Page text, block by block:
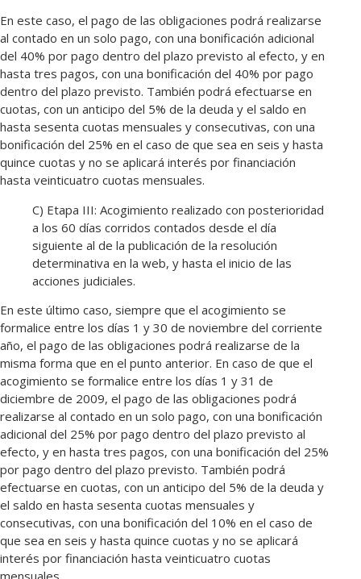
En este caso, el pago de las obligaciones podrá realizarse
al contado en un solo pago, con una bonificación adicional
del 40% por pago dentro del plazo previsto al efecto, y en
hasta tres pagos, con una bonificación del 40% por pago
dentro del plazo previsto. También podrá efectuarse en
cuotas, con un anticipo del 5% de la deuda y el saldo en
hasta sesenta cuotas mensuales y consecutivas, con una
bonificación del 25% en el caso de que sea en seis y hasta
quince cuotas y no se aplicará interés por financiación
hasta veinticuatro cuotas mensuales.
C) Etapa III: Acogimiento realizado con posterioridad
a los 60 días corridos contados desde el día
siguiente al de la publicación de la resolución
determinativa en la web, y hasta el inicio de las
acciones judiciales.
En este último caso, siempre que el acogimiento se
formalice entre los días 1 y 30 de noviembre del corriente
año, el pago de las obligaciones podrá realizarse de la
misma forma que en el punto anterior. En caso de que el
acogimiento se formalice entre los días 1 y 31 de
diciembre de 2009, el pago de las obligaciones podrá
realizarse al contado en un solo pago, con una bonificación
adicional del 25% por pago dentro del plazo previsto al
efecto, y en hasta tres pagos, con una bonificación del 25%
por pago dentro del plazo previsto. También podrá
efectuarse en cuotas, con un anticipo del 5% de la deuda y
el saldo en hasta sesenta cuotas mensuales y
consecutivas, con una bonificación del 10% en el caso de
que sea en seis y hasta quince cuotas y no se aplicará
interés por financiación hasta veinticuatro cuotas